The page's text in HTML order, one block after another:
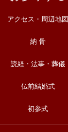
アクセス・周辺地図
納 骨
読経・法事・葬儀
仏前結婚式
初参式